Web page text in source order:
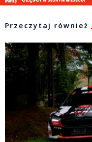
Przeczytaj również